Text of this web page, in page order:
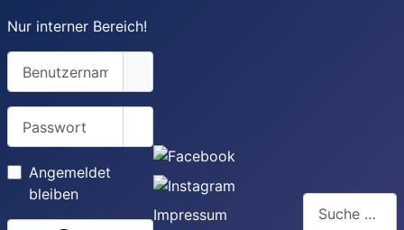
Nur interner Bereich!
Benutzername
Angemeldet
bleiben
Impressum